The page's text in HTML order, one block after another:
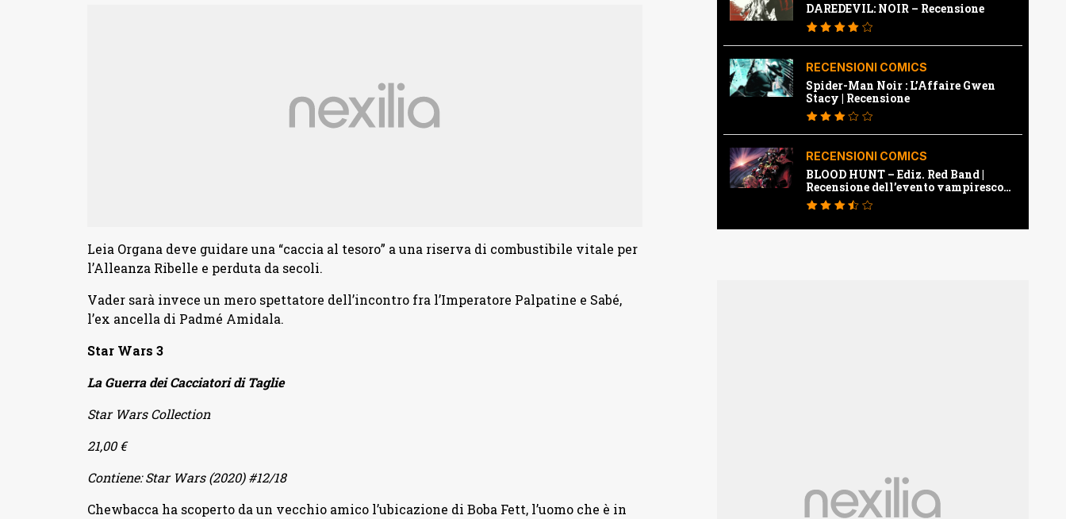
Leia Organa deve guidare una “caccia al tesoro” a una riserva di combustibile vitale per
l’Alleanza Ribelle e perduta da secoli.
Vader sarà invece un mero spettatore dell’incontro fra l’Imperatore Palpatine e Sabé,
l’ex ancella di Padmé Amidala.
Star Wars 3
La Guerra dei Cacciatori di Taglie
Star Wars Collection
21,00 €
Contiene: Star Wars (2020) #12/18
Chewbacca ha scoperto da un vecchio amico l’ubicazione di Boba Fett, l’uomo che è in
DAREDEVIL: NOIR – Recensione
RECENSIONI COMICS
Spider-Man Noir : L’Affaire Gwen
Stacy | Recensione
RECENSIONI COMICS
BLOOD HUNT – Ediz. Red Band |
Recensione dell’evento vampiresco
della Marvel